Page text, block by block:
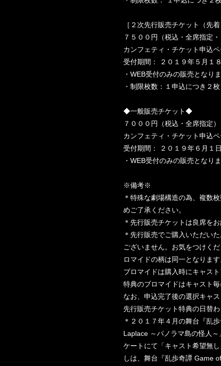
［２次先行販売チケット（先
７５００円（税込・全席指定
カンフェティ・チケット申込
受付期間： ２０１９年５月１
・WEB受付のみの販売となり
・制限枚数：１申込につき２
◆一般販売チケット◆
７０００円（税込・全席指定）
カンフェティ・チケット申込
受付期間： ２０１９年６月１
・WEB受付のみの販売となり
※備考※
＊特殊な劇場構造の為、複数
めご了承ください。
＊先行販売チケットは良席を
＊先行販売でご購入いただい
ございません。お気をつけく
ロマイドの柄は同一となりま
ブロマイドは購入時にキャス
特典のブロマイドはキャスト
なお、申込完了後の選択キャ
先行販売チケット特典の日替
＊２０１７年４月の舞台『乱
Laplace ～パノラマ島の怪人
ケートにて「キャスト希望無
しは、舞台『乱歩奇譚 Game